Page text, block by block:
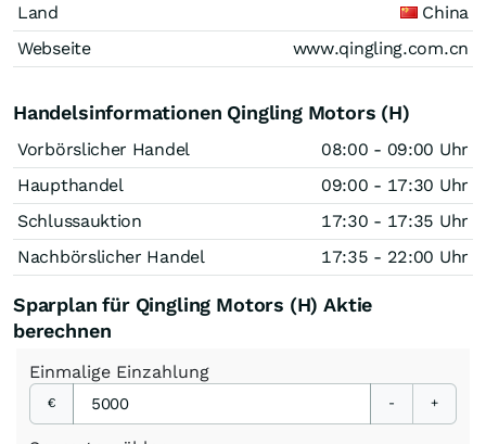
Land
China
Webseite
www.qingling.com.cn
Handelsinformationen Qingling Motors (H)
Vorbörslicher Handel
08:00 - 09:00 Uhr
Haupthandel
09:00 - 17:30 Uhr
Schlussauktion
17:30 - 17:35 Uhr
Nachbörslicher Handel
17:35 - 22:00 Uhr
Sparplan für Qingling Motors (H) Aktie
berechnen
Einmalige Einzahlung
€ - +